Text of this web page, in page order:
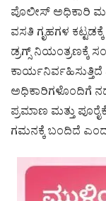
ಪೊಲೀಸ್ ಅಧಿಕಾರಿ
ವಸತಿ ಗೃಹಗಳ
ಡ್ರಗ್ಸ್ ನಿಯಂತ್ರಣಕ್ಕೆ
ಅಧಿಕಾರಿಗಳೊಂದಿಗೆ
ಪ್ರಮಾಣ ಮತ್ತು
ಗಮನಕ್ಕೆ ಬಂದಿದೆ